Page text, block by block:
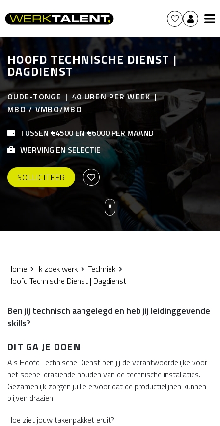
HOOFD TECHNISCHE DIENST |
DAGDIENST
OUDE-TONGE
40 UREN PER WEEK
MBO / VMBO/MBO
TUSSEN €4500 EN €6000 PER MAAND
WERVING EN SELECTIE
SOLLICITEER
Home Ik zoek werk
Techniek
Hoofd Technische Dienst | Dagdienst
Ben jij technisch aangelegd en heb jij leidinggevende
skills?
DIT GA JE DOEN
Als Hoofd Technische Dienst ben jij de verantwoordelijke voor
het soepel draaiende houden van de technische installaties.
Gezamenlijk zorgen jullie ervoor dat de productielijnen kunnen
blijven draaien.
Hoe ziet jouw takenpakket eruit?